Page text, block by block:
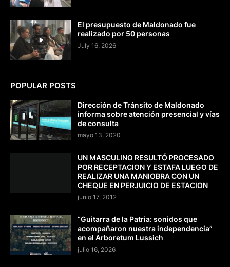
El presupuesto de Maldonado fue
realizado por 50 personas
July 16, 2026
POPULAR POSTS
Dirección de Tránsito de Maldonado
informa sobre atención presencial y vías
de consulta
mayo 13, 2020
UN MASCULINO RESULTÓ PROCESADO
POR RECEPTACION Y ESTAFA LUEGO DE
REALIZAR UNA MANIOBRA CON UN
CHEQUE EN PERJUICIO DE ESTACION
junio 17, 2012
“Guitarra de la Patria: sonidos que
acompañaron nuestra independencia”
en el Arboretum Lussich
julio 16, 2026